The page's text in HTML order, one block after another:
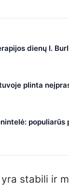
dienų I.
plinta
stabili ir